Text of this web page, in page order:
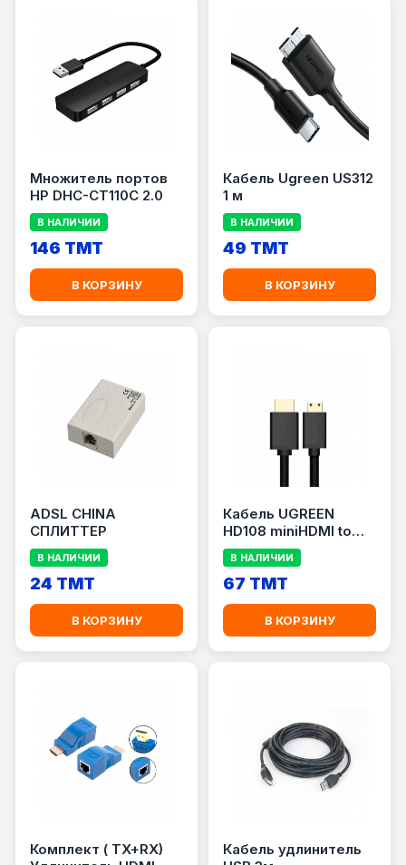
Множитель портов
HP DHC-CT110C 2.0
В НАЛИЧИИ
146 TMT
В КОРЗИНУ
Кабель Ugreen US312
1 м
В НАЛИЧИИ
49 TMT
В КОРЗИНУ
ADSL CHINA
СПЛИТТЕР
В НАЛИЧИИ
24 TMT
В КОРЗИНУ
Кабель UGREEN
HD108 miniHDMI to
HDMI, 1.5 m
В НАЛИЧИИ
67 TMT
В КОРЗИНУ
Комплект ( TX+RX)
Кабель удлинитель